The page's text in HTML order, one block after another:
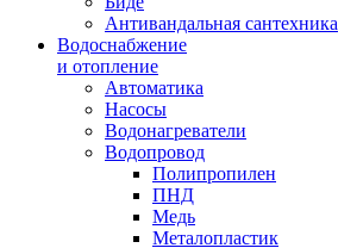
Антивандальная сантехника
Водоснабжение
и отопление
Автоматика
Насосы
Водонагреватели
Водопровод
Полипропилен
ПНД
Медь
Металопластик